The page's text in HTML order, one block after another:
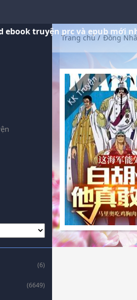
ebook truyện prc và epub mới
(6)
(6649)
Trang chủ/ Đồng